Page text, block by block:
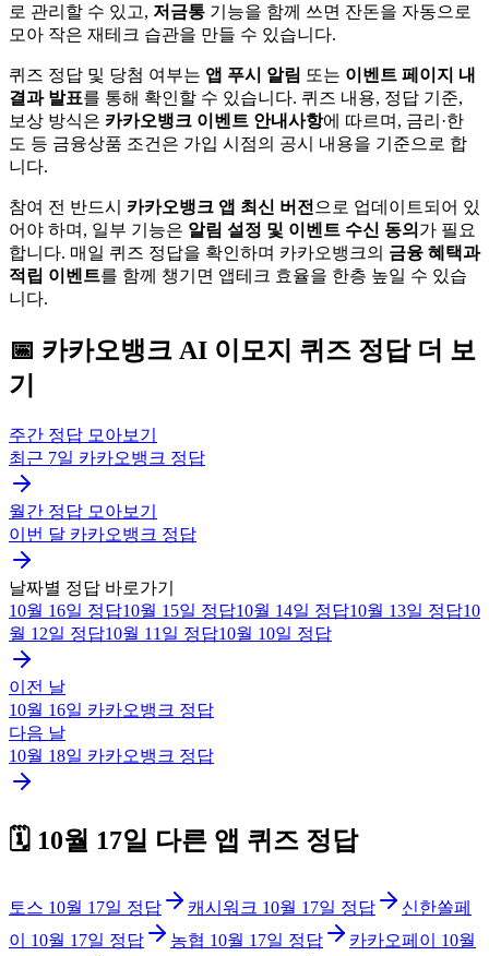
로 관리할 수 있고, 저금통 기능을 함께 쓰면 잔돈을 자동으로
모아 작은 재테크 습관을 만들 수 있습니다.
퀴즈 정답 및 당첨 여부는 앱 푸시 알림 또는 이벤트 페이지 내
결과 발표를 통해 확인할 수 있습니다. 퀴즈 내용, 정답 기준,
보상 방식은 카카오뱅크 이벤트 안내사항에 따르며, 금리·한
도 등 금융상품 조건은 가입 시점의 공시 내용을 기준으로 합
니다.
참여 전 반드시 카카오뱅크 앱 최신 버전 으로 업데이트되어 있
어야 하며, 일부 기능은 알림 설정 및 이벤트 수신 동의 가 필요
합니다. 매일 퀴즈 정답을 확인하며 카카오뱅크의 금융 혜택과
적립 이벤트를 함께 챙기면 앱테크 효율을 한층 높일 수 있습
니다.
📅 카카오뱅크 AI 이모지 퀴즈 정답 더 보
기
주간 정답 모아보기
최근 7일 카카오뱅크 정답
월간 정답 모아보기
이번 달 카카오뱅크 정답
날짜별 정답 바로가기
10월 16일 정답10월 15일 정답10월 14일 정답10월 13일 정답10
월 12일 정답10월 11일 정답10월 10일 정답
이전 날
10월 16일 카카오뱅크 정답
다음 날
10월 18일 카카오뱅크 정답
🗓️ 10월 17일 다른 앱 퀴즈 정답
토스 10월 17일 정답 캐시워크 10월 17일 정답
신한쏠페
이
10월 17일 정답 농협 10월 17일 정답 카카오페이
10월